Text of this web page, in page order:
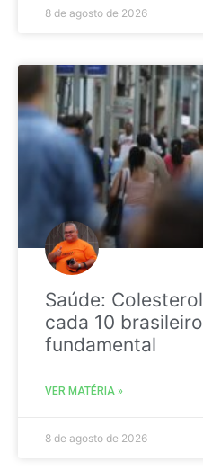
8 de agosto de 2026
Saúde:
cada 10
fundamental
VER MATÉRIA »
8 de agosto de 2026